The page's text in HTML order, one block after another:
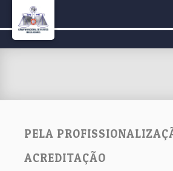
PELA
ACREDITAÇÃO